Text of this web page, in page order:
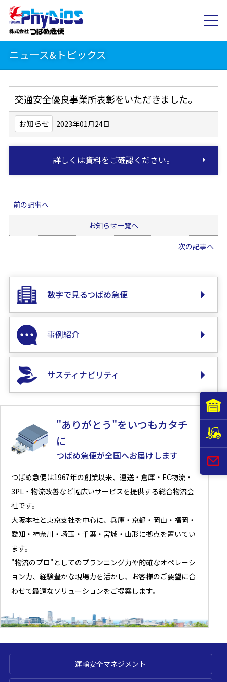
ニュース&トピックス
交通安全優良事業所表彰をいただきました。
お知らせ 2023年01月24日
詳しくは資料をご確認ください。
前の記事へ
お知らせ一覧へ
次の記事へ
数字で見るつばめ急便
事例紹介
サスティナビリティ
"ありがとう"をいつもカタチ
に
つばめ急便が全国へお届けします
つばめ急便は1967年の創業以来、運送・倉庫・EC物流・
3PL・物流改善など幅広いサービスを提供する総合物流会
社です。
大阪本社と東京支社を中心に、兵庫・京都・岡山・福岡・
愛知・神奈川・埼玉・千葉・宮城・山形に拠点を置いてい
ます。
"物流のプロ"としてのプランニング力や的確なオペレーシ
ョン力、経験豊かな現場力を活かし、お客様のご要望に合
わせて最適なソリューションをご提案します。
運輸安全マネジメント